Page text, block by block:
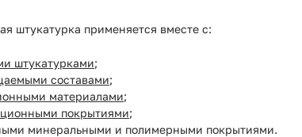
штукатурка применяется вместе с:
штукатурками;
составами;
материалами;
покрытиями;
минеральными и полимерными покрытиями.